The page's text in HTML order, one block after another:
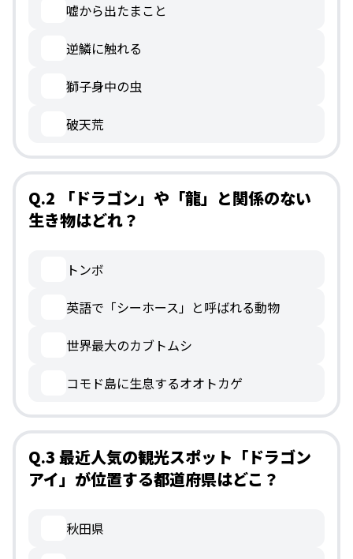
嘘から出たまこと
逆鱗に触れる
獅子身中の虫
破天荒
Q.2 「ドラゴン」や「龍」と関係のない
生き物はどれ？
トンボ
英語で「シーホース」と呼ばれる動物
世界最大のカブトムシ
コモド島に生息するオオトカゲ
Q.3 最近人気の観光スポット「ドラゴン
アイ」が位置する都道府県はどこ？
秋田県